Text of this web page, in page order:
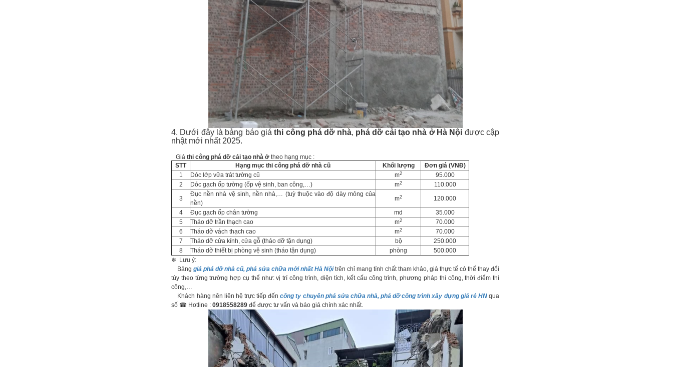
4. Dưới đây là bảng báo giáthi công phá dỡ nhà, phá dỡ cải tạo nhà ở Hà Nội được cập
nhật mới nhất 2025.
Giá thi công phá dỡ cải tạo nhà ở theo hạng mục :
STT
Hạng mục thi công phá dỡ nhà cũ Khối lượng
Đơn giá (VNĐ)
1
Dóc lớp vữa trát tường cũ m2
95.000
2
Dóc gạch ốp tường (ốp vệ sinh, ban công,…) m2
110.000
3
Đục nền nhà vệ sinh, nền nhà,… (tuỳ thuộc vào độ dày mỏng của
nền)
m2
120.000
4
Đục gạch ốp chân tường md
35.000
5
Tháo dỡ trần thạch cao m2
70.000
6
Tháo dỡ vách thạch cao m2
70.000
7
Tháo dỡ cửa kính, cửa gỗ (tháo dỡ tận dụng) bộ
250.000
8
Tháo dỡ thiết bị phòng vệ sinh (tháo tận dụng) phòng
500.000
❄ Lưu ý:
Bảng giá phá dỡ nhà cũ, phá sửa chữa mới nhất Hà Nộitrên chỉ mang tính chất tham khảo, giá thực tế có thể thay đổi
tùy theo từng trường hợp cụ thể như: vị trí công trình, diện tích, kết cấu công trình, phương pháp thi công, thời điểm thi
công,…
Khách hàng nên liên hệ trực tiếp đếncông ty chuyên phá sửa chữa nhà, phá dỡ công trình xây dựng giá rẻ HNqua
số ☎ Hotline : 0918558289 để được tư vấn và báo giá chính xác nhất.